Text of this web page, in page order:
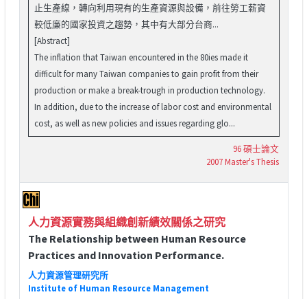
止生產線，轉向利用現有的生產資源與設備，前往勞工薪資
較低廉的國家投資之趨勢，其中有大部分台商...
[Abstract]
The inflation that Taiwan encountered in the 80ies made it
difficult for many Taiwan companies to gain profit from their
production or make a break-trough in production technology.
In addition, due to the increase of labor cost and environmental
cost, as well as new policies and issues regarding glo...
96 碩士論文
2007 Master's Thesis
人力資源實務與組織創新績效關係之研究
The Relationship between Human Resource
Practices and Innovation Performance.
人力資源管理研究所
Institute of Human Resource Management